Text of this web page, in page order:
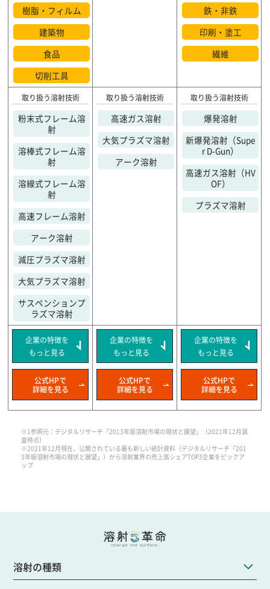
樹脂・フィルム
建築物
食品
切削工具
鉄・非鉄
印刷・塗工
繊維
取り扱う溶射技術
粉末式フレーム溶
射
溶棒式フレーム溶
射
溶線式フレーム溶
射
高速フレーム溶射
アーク溶射
減圧プラズマ溶射
大気プラズマ溶射
サスペンションプ
ラズマ溶射
取り扱う溶射技術
高速ガス溶射
大気プラズマ溶射
アーク溶射
取り扱う溶射技術
爆発溶射
新爆発溶射（Supe
r D-Gun）
高速ガス溶射（HV
OF）
プラズマ溶射
企業の特徴を
もっと見る
公式HPで
詳細を見る
企業の特徴を
もっと見る
公式HPで
詳細を見る
企業の特徴を
もっと見る
公式HPで
詳細を見る
※1参照元：デジタルリサーチ「2013年版溶射市場の現状と展望」（2021年12月調
査時点）
※2021年12月現在、公開されている最も新しい統計資料（デジタルリサーチ「201
3年版溶射市場の現状と展望」）から溶射業界の売上高シェアTOP3企業をピックア
ップ
溶射の種類